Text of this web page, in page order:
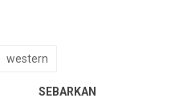
western
SEBARKAN